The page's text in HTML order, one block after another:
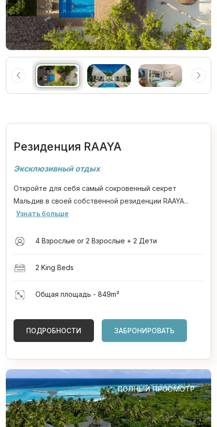
Резиденция RAAYA
Эксклюзивный отдых
Откройте для себя самый сокровенный секрет
Мальдив в своей собственной резиденции RAAYA...
Узнать больше
4 Взрослые or 2 Взрослые + 2 Дети
2 King Beds
Общая площадь - 849m²
ПОДРОБНОСТИ ЗАБРОНИРОВАТЬ
ПОЛНЫЙ ПРОСМОТР